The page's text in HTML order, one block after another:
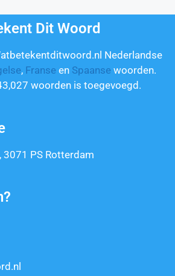
Dit Woord
Nederlandse
, Franse en Spaanse woorden.
woorden is toegevoegd.
3071 PS Rotterdam